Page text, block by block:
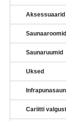
Aksessuaarid
Saunaaroomid
Saunaruumid
Uksed
Infrapunasaun
Cariitti